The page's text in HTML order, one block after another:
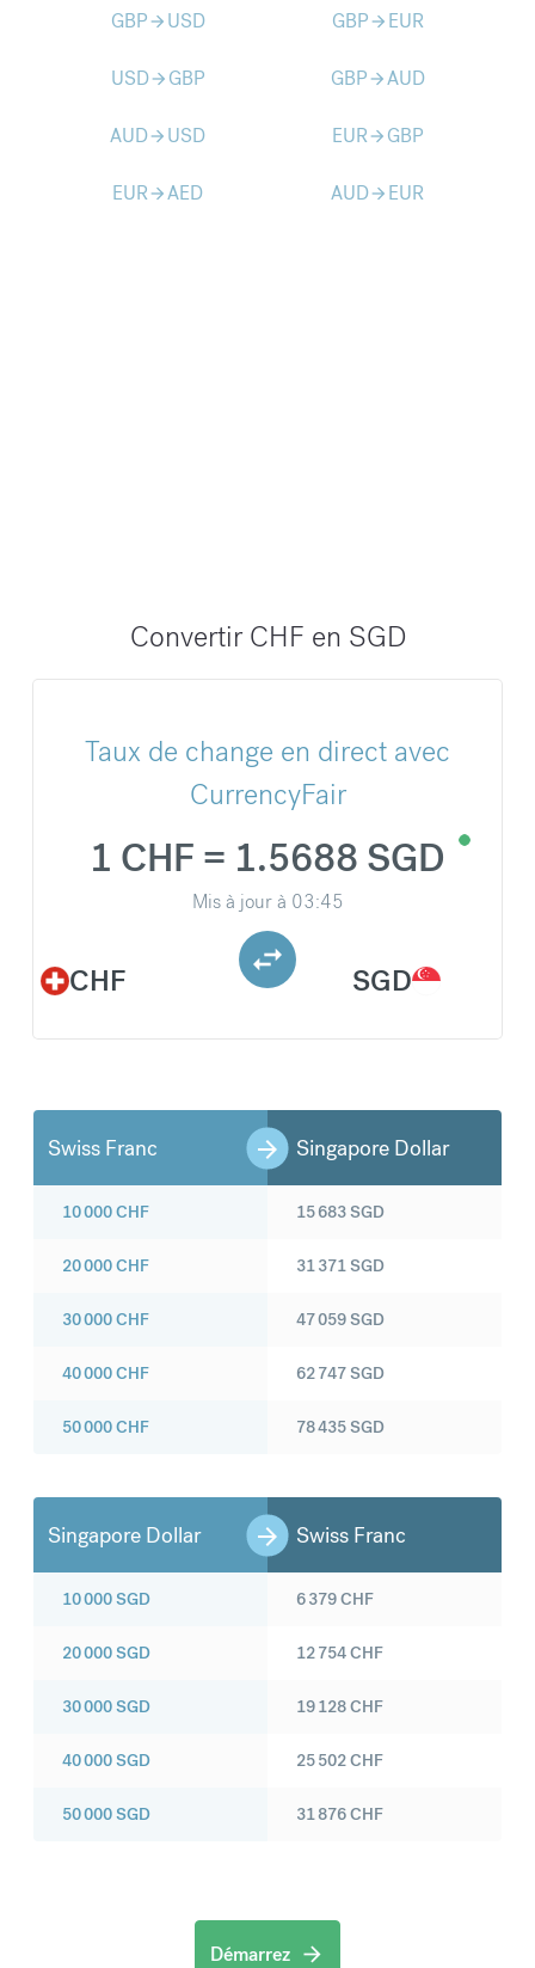
GBParrow_forward USD GBParrow_forward EUR
USDarrow_forward GBP GBParrow_forwardAUD
AUDarrow_forward USD EURarrow_forward GBP
EURarrow_forwardAED AUDarrow_forward EUR
Convertir CHF en SGD
Taux de change en direct avec
CurrencyFair
CHF
1 CHF = 1.5688 SGD
Mis à jour à 03:45
SGD
Swiss Franc Singapore Dollar
10 000CHF
20 000CHF
30 000CHF
40 000CHF
50 000CHF
15 683SGD
31 371SGD
47 059SGD
62 747SGD
78 435SGD
Singapore Dollar Swiss Franc
10 000SGD
20 000SGD
30 000SGD
40 000SGD
50 000SGD
6 379CHF
12 754CHF
19 128CHF
25 502CHF
31 876CHF
Démarrez